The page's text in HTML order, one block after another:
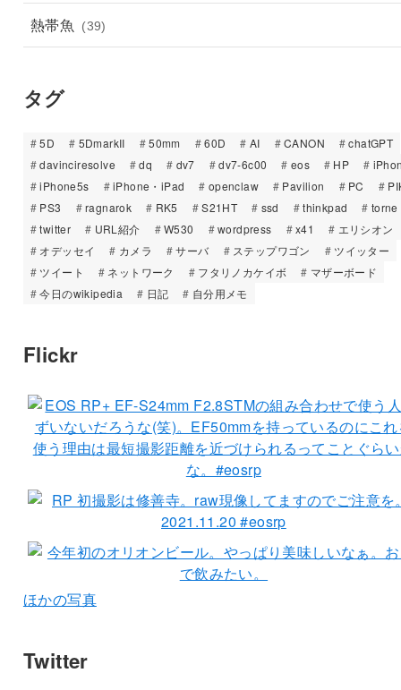
熱帯魚 (39)
タグ
5D 5DmarkII 50mm 60D AI CANON
chatGPT
davinciresolve
dq dv7 dv7-6c00 eos HP
iPhone5s
iPhone・iPad openclaw Pavilion PC
PS3
ragnarok RK5 S21HT ssd thinkpad
torne
twitter
URL紹介 W530 wordpress x41
エリシオン
オデッセイ
カメラ サーバ ステップワゴン
ツイッター
ツイート
ネットワーク フタリノカケイボ
マザーボード
今日のwikipedia
日記 自分用メモ
Flickr
ほかの写真
Twitter